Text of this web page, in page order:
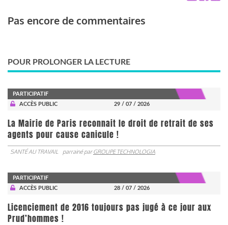
Pas encore de commentaires
POUR PROLONGER LA LECTURE
PARTICIPATIF
ACCÈS PUBLIC
29 / 07 / 2026
La Mairie de Paris reconnait le droit de retrait de ses
agents pour cause canicule !
SANTÉ AU TRAVAIL parrainé parGROUPE TECHNOLOGIA
PARTICIPATIF
ACCÈS PUBLIC
28 / 07 / 2026
Licenciement de 2016 toujours pas jugé à ce jour aux
Prud’hommes !